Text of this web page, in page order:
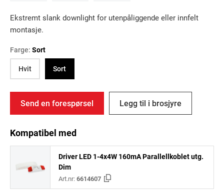
Ekstremt slank downlight for utenpåliggende eller innfelt
montasje.
Farge: Sort
Hvit
Sort
Send en forespørsel Legg til i brosjyre
Kompatibel med
Driver LED 1-4x4W 160mA Parallellkoblet utg.
Dim
Art.nr:6614607